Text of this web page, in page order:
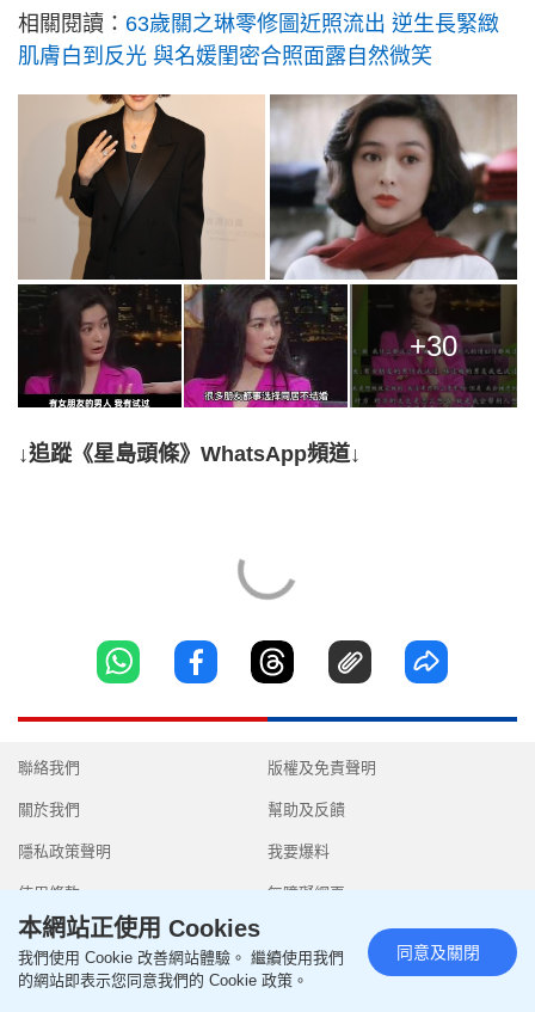
相關閱讀： 63歲關之琳零修圖近照流出 逆生長緊緻
肌膚白到反光 與名媛閨密合照面露自然微笑
+30
↓追蹤《星島頭條》WhatsApp頻道↓
聯絡我們
關於我們
隱私政策聲明
使用條款
版權及免責聲明
幫助及反饋
我要爆料
無障礙網頁
Copyright © 2026 SingTao Ltd.All rights reserved.
本網站正使用 Cookies
我們使用 Cookie 改善網站體驗。 繼續使用我們
的網站即表示您同意我們的 Cookie 政策。
同意及關閉